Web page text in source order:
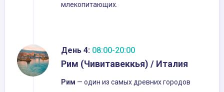
млекопитающих.
День 4: 08:00-20:00
Рим (Чивитавеккья) / Италия
Рим — один из самых древних городов